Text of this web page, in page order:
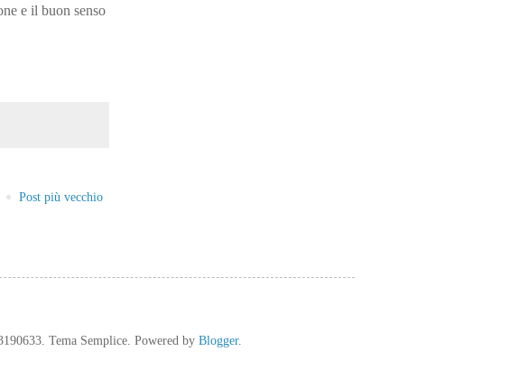
e il buon senso
Post più vecchio
Tema Semplice. Powered by Blogger.